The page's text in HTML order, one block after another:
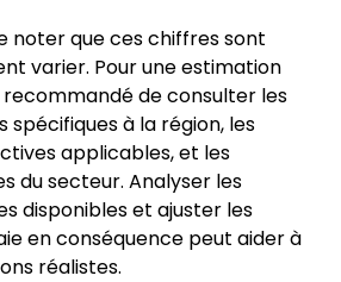
noter que ces chiffres sont
varier. Pour une estimation
recommandé de consulter les
spécifiques à la région, les
applicables, et les
du secteur. Analyser les
disponibles et ajuster les
en conséquence peut aider à
réalistes.